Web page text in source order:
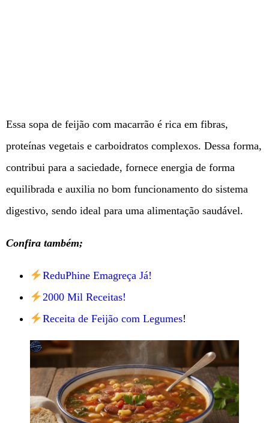
Essa sopa de feijão com macarrão é rica em fibras,
proteínas vegetais e carboidratos complexos. Dessa forma,
contribui para a saciedade, fornece energia de forma
equilibrada e auxilia no bom funcionamento do sistema
digestivo, sendo ideal para uma alimentação saudável.
Confira também;
ReduPhine Emagreça Já!
2000 Mil Receitas!
Receita de Feijão com Legumes!